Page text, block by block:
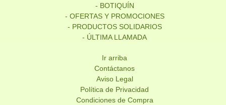
- BOTIQUÍN
- OFERTAS Y PROMOCIONES
- PRODUCTOS SOLIDARIOS
- ÚLTIMA LLAMADA
Ir arriba
Contáctanos
Aviso Legal
Política de Privacidad
Condiciones de Compra